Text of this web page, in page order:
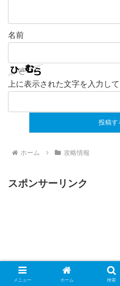
名前
上に表示された文字を入力して
ホーム 攻略情報
スポンサーリンク
メニュー ホーム 検索